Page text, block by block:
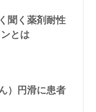
聞く薬剤耐性
とは
）円滑に患者